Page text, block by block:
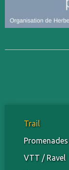
Trail
Promenades
VTT / Ravel